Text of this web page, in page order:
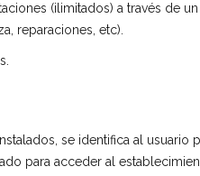
(ilimitados) a través de
reparaciones, etc).
se identifica al
para acceder al